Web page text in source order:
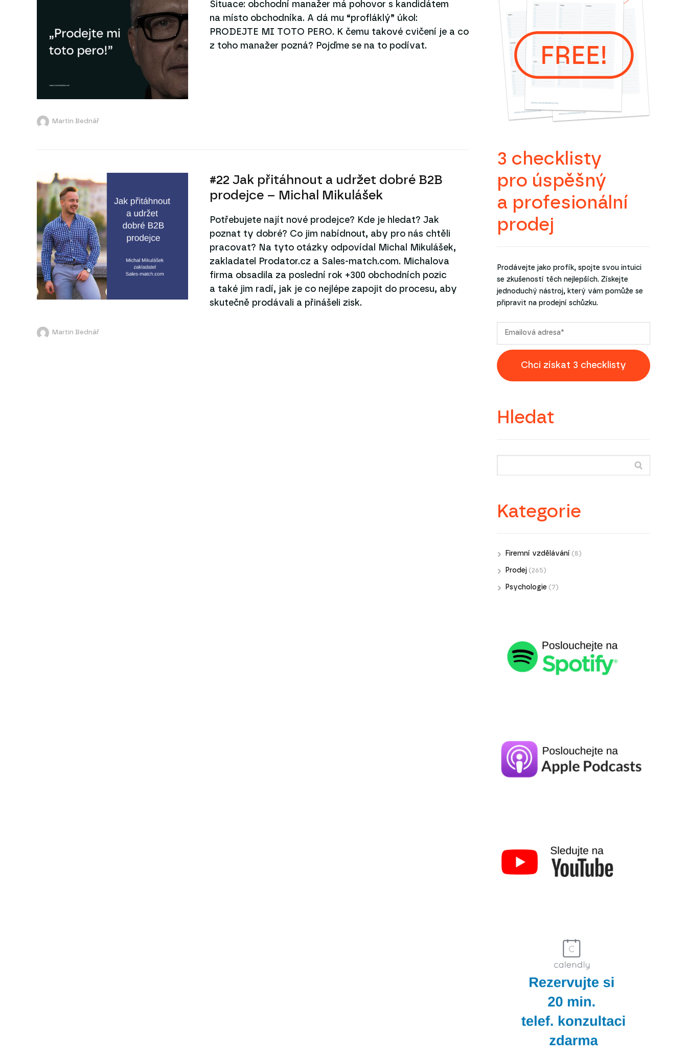
Situace: obchodní manažer má pohovor s kandidátem
na místo obchodníka. A dá mu “profláklý” úkol:
PRODEJTE MI TOTO PERO. K čemu takové cvičení je a co
z toho manažer pozná? Pojďme se na to podívat.
Martin Bednář
#22 Jak přitáhnout a udržet dobré B2B
prodejce – Michal Mikulášek
Potřebujete najít nové prodejce? Kde je hledat? Jak
poznat ty dobré? Co jim nabídnout, aby pro nás chtěli
pracovat? Na tyto otázky odpovídal Michal Mikulášek,
zakladatel Prodator.cz a Sales-match.com. Michalova
firma obsadila za poslední rok +300 obchodních pozic
a také jim radí, jak je co nejlépe zapojit do procesu, aby
skutečně prodávali a přinášeli zisk.
Martin Bednář
3 checklisty
pro úspěšný
a profesionální
prodej
Prodávejte jako profík, spojte svou intuici
se zkušeností těch nejlepších. Získejte
jednoduchý nástroj, který vám pomůže se
připravit na prodejní schůzku.
Chci získat 3 checklisty
Hledat
Kategorie
Firemní vzdělávání (8)
Prodej (265)
Psychologie (7)